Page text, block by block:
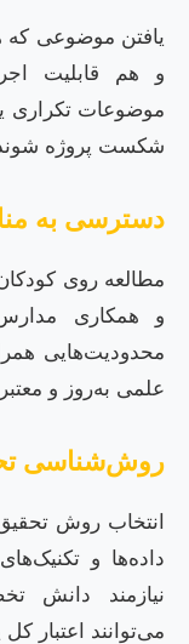
یافتن موضوعی که
و هم قابلیت
موضوعات تکراری
شکست پروژه
دسترسی به
مطالعه روی
و همکاری
محدودیت‌هایی
علمی به‌روز و
روش‌شناسی
انتخاب روش
داده‌ها و
نیازمند دانش
می‌توانند اعتبار